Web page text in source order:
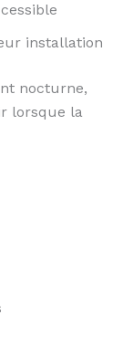
installation
nocturne,
lorsque la